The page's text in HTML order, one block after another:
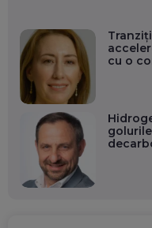
cu o